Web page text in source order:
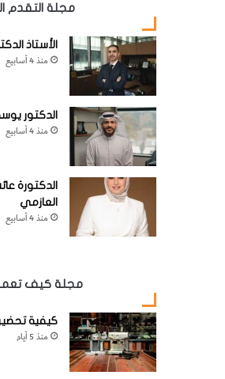
مجلة التقدم
الأستاذ
منذ 4 أسابيع
الدكتور
منذ 4 أسابيع
الدكتورة
العازمي
منذ 4 أسابيع
مجلة كيف تعمل
كيفية
منذ 5 أيام